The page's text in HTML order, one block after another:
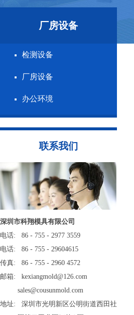
厂房设备
检测设备
厂房设备
办公环境
联系我们
深圳市科翔模具有限公司
电话: 86 - 755 - 2977 3559
电话: 86 - 755 - 29604615
传真: 86 - 755 - 2960 4572
邮箱: kexiangmold@126.com
sales@cousunmold.com
地址: 深圳市光明新区公明街道西田社